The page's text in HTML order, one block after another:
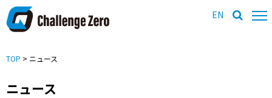
EN
TOP > ニュース
ニュース